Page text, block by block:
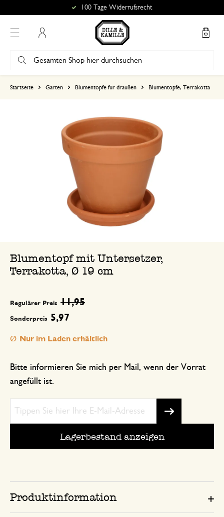
100 Tage Widerrufsrecht
Startseite Garten Blumentöpfe für draußen Blumentöpfe, Terrakotta
Blumentopf mit Untersetzer,
Terrakotta, Ø 19 cm
Sonderpreis 5,97
Regulärer Preis 11,95
Bitte informieren Sie mich per Mail, wenn der Vorrat
angefüllt ist.
Lagerbestand anzeigen
Nur im Laden erhältlich
Produktinformation